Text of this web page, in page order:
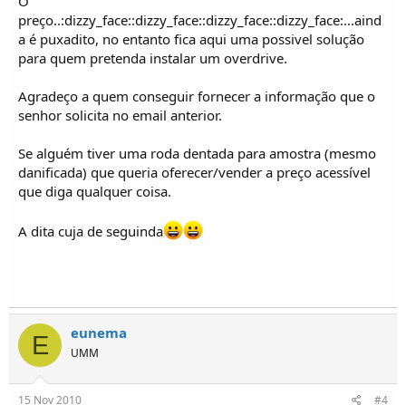
preço..:dizzy_face::dizzy_face::dizzy_face::dizzy_face:...aind
a é puxadito, no entanto fica aqui uma possivel solução
para quem pretenda instalar um overdrive.
Agradeço a quem conseguir fornecer a informação que o
senhor solicita no email anterior.
Se alguém tiver uma roda dentada para amostra (mesmo
danificada) que queria oferecer/vender a preço acessível
que diga qualquer coisa.
A dita cuja de seguinda
E eunema
UMM
15 Nov 2010 #4